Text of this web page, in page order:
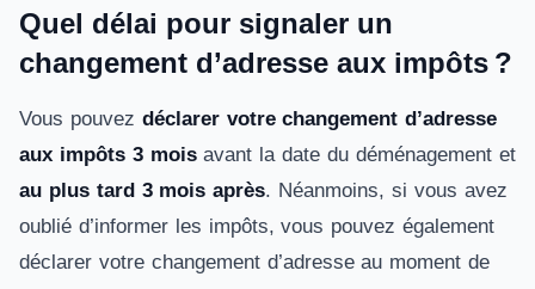
Quel délai pour signaler un
changement d’adresse aux impôts ?
Vous pouvez déclarer votre changement d’adresse
aux impôts 3 moisavant la date du déménagement et
au plus tard 3 mois après. Néanmoins, si vous avez
oublié d’informer les impôts, vous pouvez également
déclarer votre changement d’adresse au moment de